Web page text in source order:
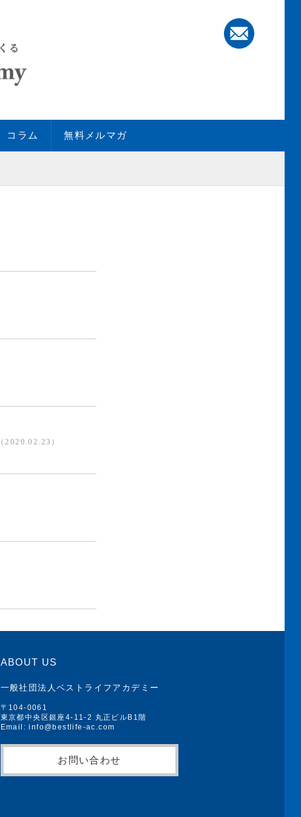
コラム 無料メルマガ
（2020.02.23）
ABOUT US
一般社団法人ベストライフアカデミー
〒104-0061
東京都中央区銀座4-11-2 丸正ビルB1階
Email: info@bestlife-ac.com
お問い合わせ